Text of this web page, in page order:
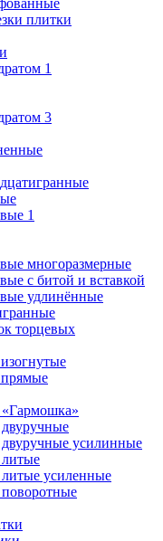
плитки
1
3
1
многоразмерные
с битой и вставкой
удлинённые
торцевых
усилинные
усиленные